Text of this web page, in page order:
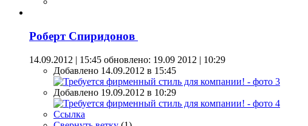
Роберт Спиридонов
14.09.2012 | 15:45 обновлено: 19.09 2012 | 10:29
Добавлено 14.09.2012 в 15:45
Добавлено 19.09.2012 в 10:29
Ссылка